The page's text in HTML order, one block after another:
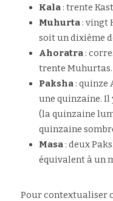
Kala : trente
Muhurta : vingt
soit un dixième
Ahoratra :
trente Muhurtas.
Paksha : quinze
une quinzaine. Il
(la quinzaine
quinzaine
Masa : deux
équivalent à un
Pour contextualiser